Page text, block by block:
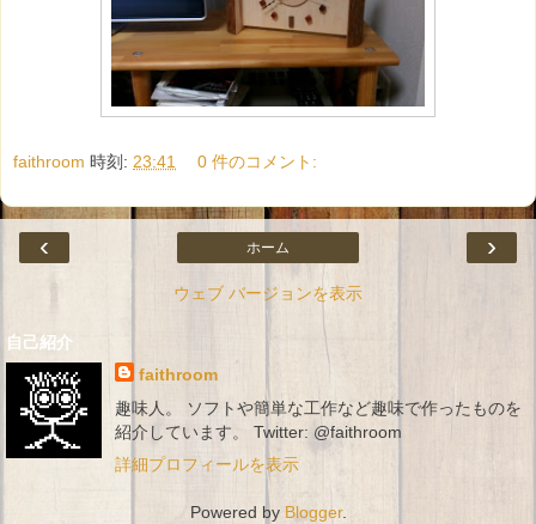
faithroom 時刻: 23:41 0 件のコメント:
‹ ›
ホーム
ウェブ バージョンを表示
自己紹介
faithroom
趣味人。 ソフトや簡単な工作など趣味で作ったものを
紹介しています。 Twitter: @faithroom
詳細プロフィールを表示
Powered by Blogger.